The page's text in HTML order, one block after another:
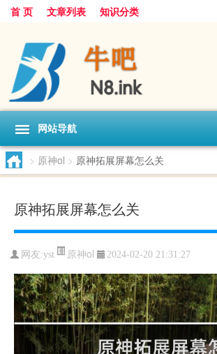
首 页 文章列表 知识分类
网站导航
> 原神ol > 原神拓展屏幕怎么关
原神拓展屏幕怎么关
网友:yst 原神ol 2024-02-20 21:31:27